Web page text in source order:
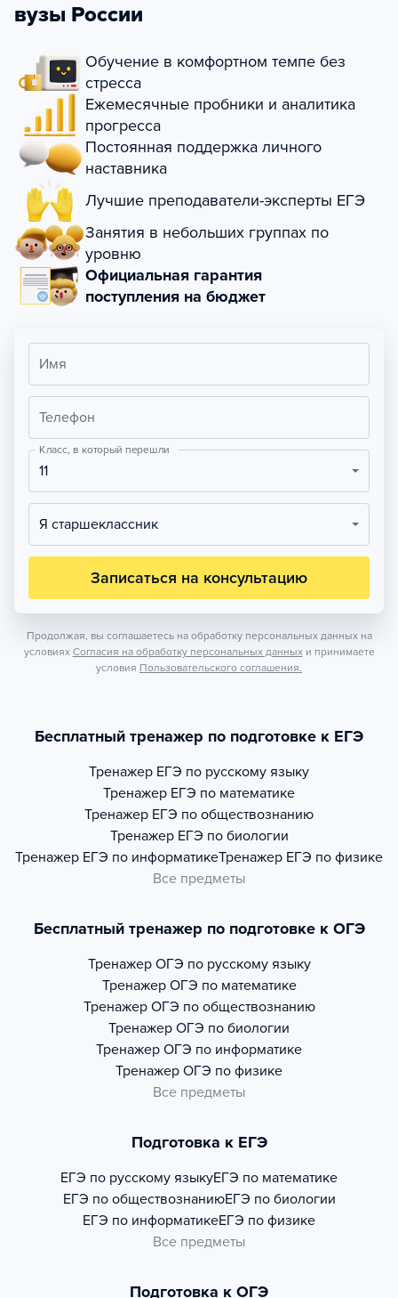
вузы России
Обучение в комфортном темпе без
стресса
Ежемесячные пробники и аналитика
прогресса
Постоянная поддержка личного
наставника
Лучшие преподаватели-эксперты ЕГЭ
Занятия в небольших группах по
уровню
Официальная гарантия
поступления на бюджет
Имя
Телефон
Класс, в который перешли
11
Я старшеклассник
Записаться на консультацию
Продолжая, вы соглашаетесь на обработку персональных данных на
условиях Согласия на обработку персональных данных и принимаете
условия Пользовательского соглашения.
Бесплатный тренажер по подготовке к ЕГЭ
Тренажер ЕГЭ по русскому языку
Тренажер ЕГЭ по математике
Тренажер ЕГЭ по обществознанию
Тренажер ЕГЭ по биологии
Тренажер ЕГЭ по информатикеТренажер ЕГЭ по физике
Все предметы
Бесплатный тренажер по подготовке к ОГЭ
Тренажер ОГЭ по русскому языку
Тренажер ОГЭ по математике
Тренажер ОГЭ по обществознанию
Тренажер ОГЭ по биологии
Тренажер ОГЭ по информатике
Тренажер ОГЭ по физике
Все предметы
Подготовка к ЕГЭ
ЕГЭ по русскому языкуЕГЭ по математике
ЕГЭ по обществознаниюЕГЭ по биологии
ЕГЭ по информатикеЕГЭ по физике
Все предметы
Подготовка к ОГЭ